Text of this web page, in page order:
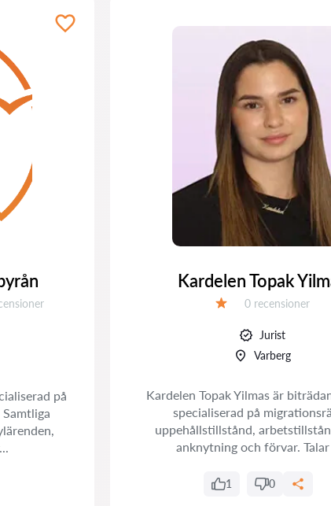
på
Kardelen Topak
Recensioner:
0 recensioner
Jurist
Varberg
Kardelen Topak Yilmas är
specialiserad på
uppehållstillstånd,
anknytning och förvar. Talar
1 0